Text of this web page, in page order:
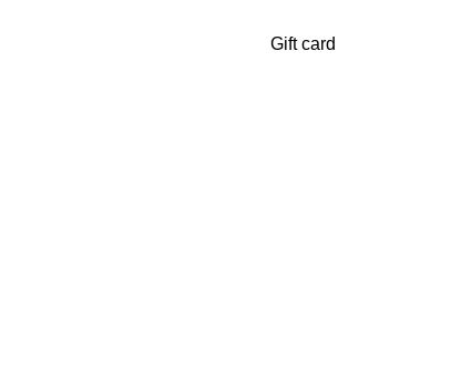
Gift card